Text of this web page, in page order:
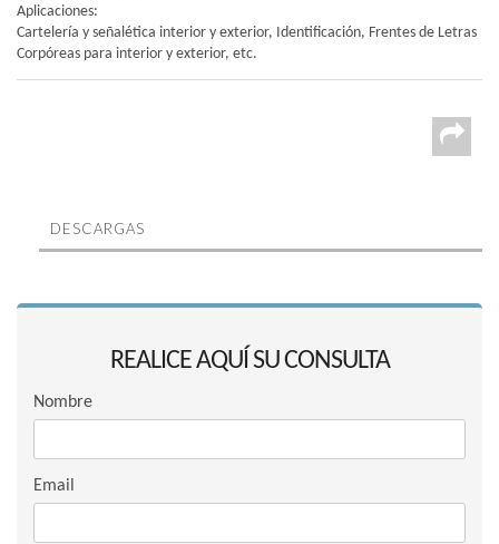
Aplicaciones:
Cartelería y señalética interior y exterior, Identificación, Frentes de Letras
Corpóreas para interior y exterior, etc.
DESCARGAS
REALICE AQUÍ SU CONSULTA
Nombre
Email